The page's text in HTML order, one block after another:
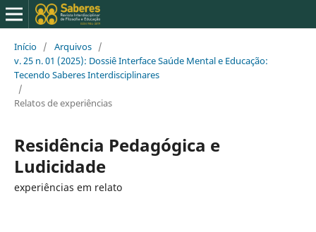
Início / Arquivos /
v. 25 n. 01 (2025): Dossiê Interface Saúde Mental e Educação:
Tecendo Saberes Interdisciplinares
/
Relatos de experiências
Residência Pedagógica e
Ludicidade
experiências em relato